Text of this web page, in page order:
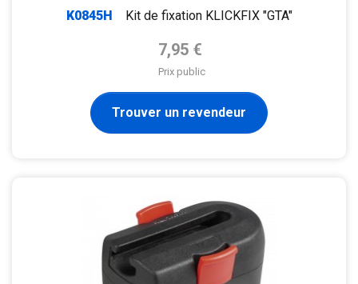
K0845H
Kit de fixation KLICKFIX "GTA"
Prix de base
7,95 €
Prix public
Trouver un revendeur